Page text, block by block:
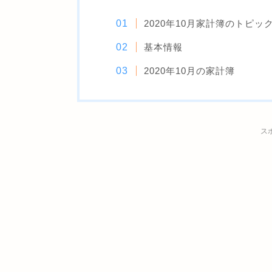
2020年10月家計簿のトピック
基本情報
2020年10月の家計簿
ス